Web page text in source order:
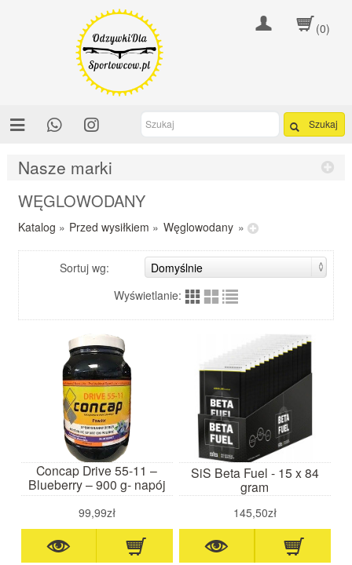
(0)
Szukaj
Nasze marki
WĘGLOWODANY
Katalog » Przed wysiłkiem » Węglowodany »
Sortuj wg:
Wyświetlanie:
Concap Drive 55-11 –
Blueberry – 900 g- napój
energetyczny
99,99zł
SiS Beta Fuel - 15 x 84
gram
145,50zł